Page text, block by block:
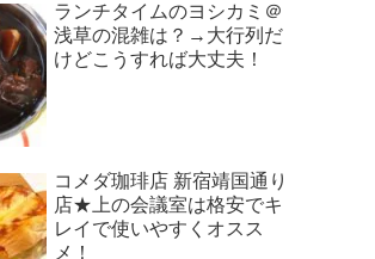
ランチタイムのヨシカミ＠
浅草の混雑は？→大行列だ
けどこうすれば大丈夫！
コメダ珈琲店 新宿靖国通り
店★上の会議室は格安でキ
レイで使いやすくオスス
メ！